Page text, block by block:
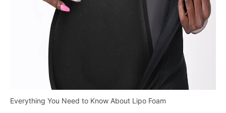
Everything You Need to Know About Lipo Foam